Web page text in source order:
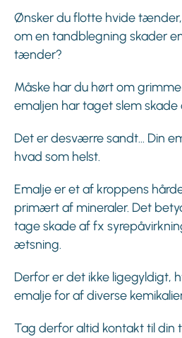
Ønsker du flotte hvide
om en tandblegning skader
tænder?
Måske har du hørt om
emaljen har taget slem
Det er desværre sandt… Din
hvad som helst.
Emalje er et af kroppens
primært af mineraler. Det
tage skade af fx
ætsning.
Derfor er det ikke ligegyldigt,
emalje for af diverse
Tag derfor altid kontakt til din